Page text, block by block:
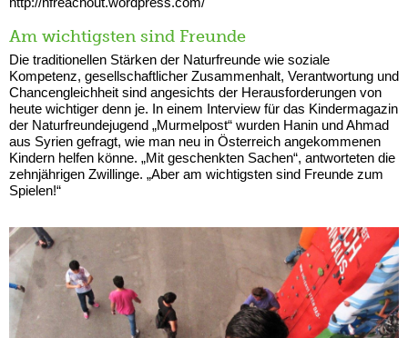
Am wichtigsten sind Freunde
Die traditionellen Stärken der Naturfreunde wie soziale
Kompetenz, gesellschaftlicher Zusammenhalt, Verantwortung und
Chancengleichheit sind angesichts der Herausforderungen von
heute wichtiger denn je. In einem Interview für das Kindermagazin
der Naturfreundejugend „Murmelpost“ wurden Hanin und Ahmad
aus Syrien gefragt, wie man neu in Österreich angekommenen
Kindern helfen könne. „Mit geschenkten Sachen“, antworteten die
zehnjährigen Zwillinge. „Aber am wichtigsten sind Freunde zum
Spielen!“